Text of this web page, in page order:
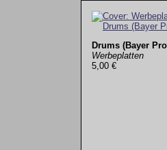
Drums (Bayer
Werbeplatten
5,00 €